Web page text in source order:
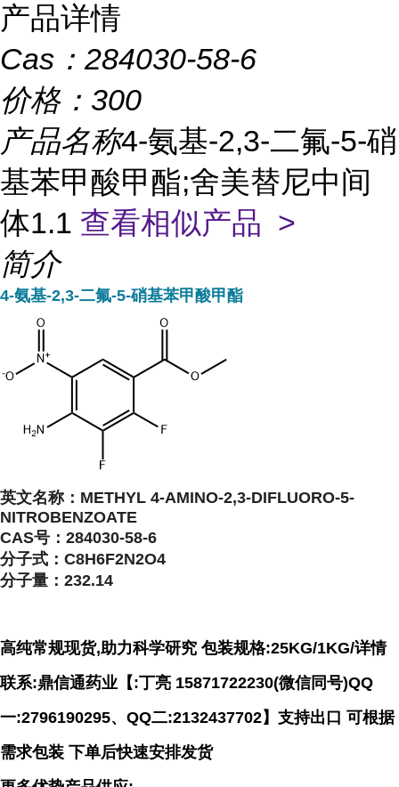
产品详情
Cas： 284030-58-6
价格： 300
产品名称4-氨基-2,3-二氟-5-硝
基苯甲酸甲酯;舍美替尼中间
体1.1 查看相似产品 >
简介
4-氨基-2,3-二氟-5-硝基苯甲酸甲酯
英文名称： METHYL 4-AMINO-2,3-DIFLUORO-5-
NITROBENZOATE
CAS号： 284030-58-6
分子式： C8H6F2N2O4
分子量： 232.14
高纯常规现货,助力科学研究 包装规格:25KG/1KG/详情
联系:鼎信通药业【:丁亮 15871722230(微信同号)QQ
一:2796190295、QQ二:2132437702】支持出口 可根据
需求包装 下单后快速安排发货